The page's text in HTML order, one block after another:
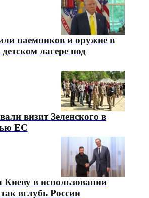
наемников и оружие в
лагере под
визит Зеленского в
ЕС
Киеву в использовании
вглубь России